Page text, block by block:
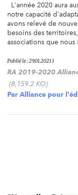
L'année 2020 aura
notre capacité
avons relevé de
besoins des
associations que nous
Publié le : 29.01.2021 1
RA 2019-2020
(8,159.2 KO)
Par Alliance pour